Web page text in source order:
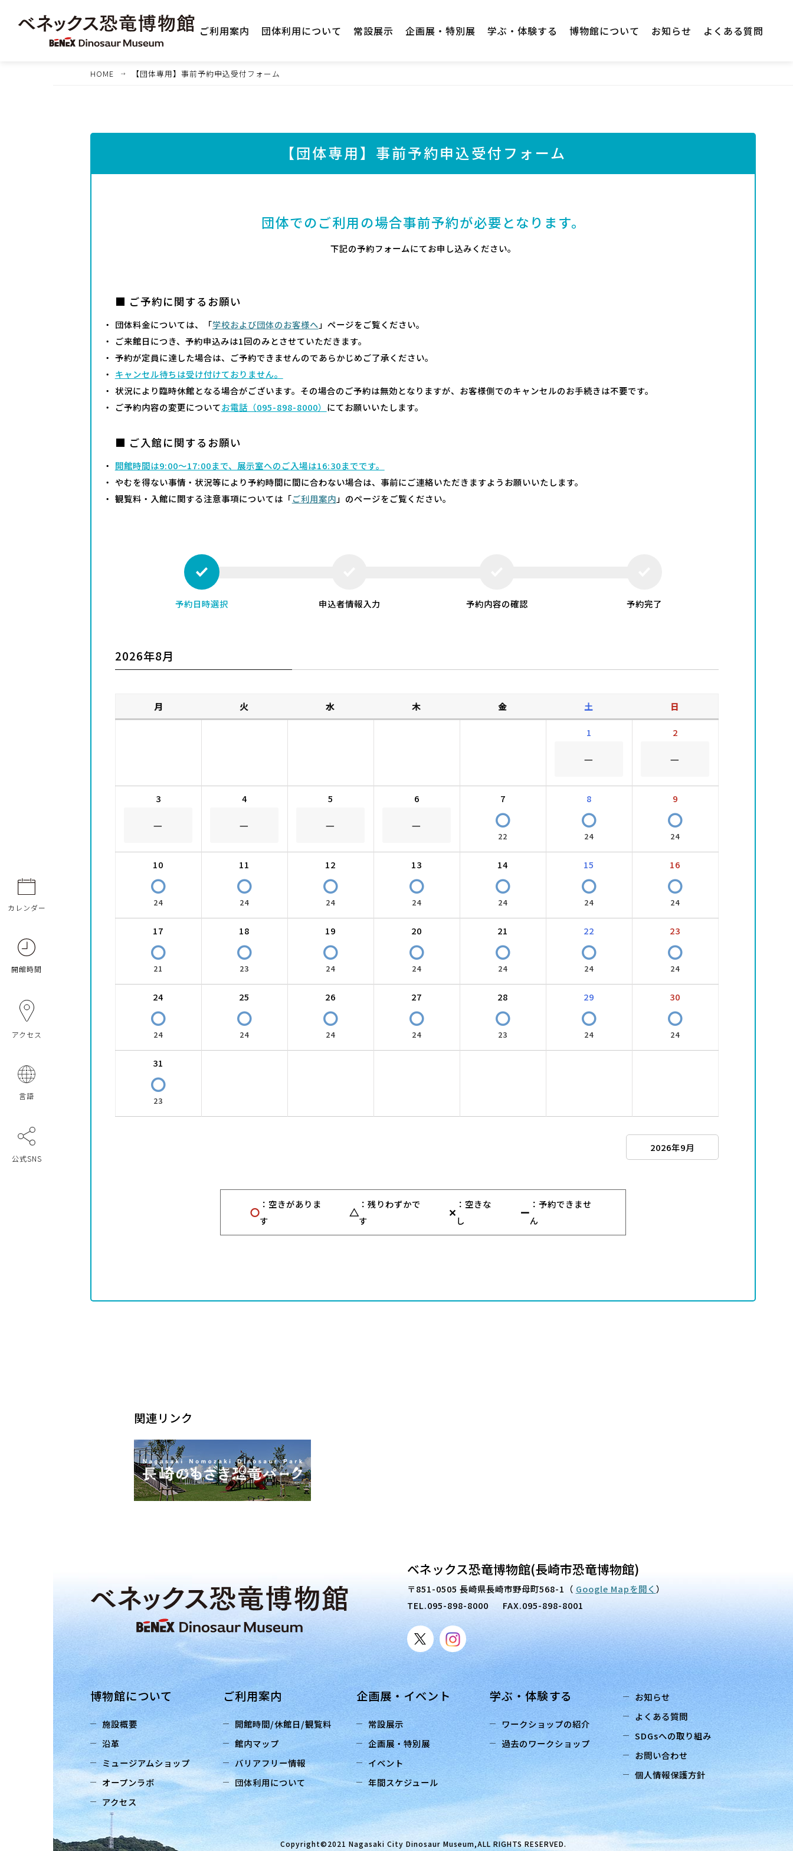
カレンダー
開館時間
アクセス
言語
公式SNS
ご利用案内 団体利用について 常設展示 企画展・特別展 学ぶ・体験する 博物館について お知らせ よくある質問
HOME 【団体専用】事前予約申込受付フォーム
【団体専用】事前予約申込受付フォーム
団体でのご利用の場合事前予約が必要となります。
下記の予約フォームにてお申し込みください。
■ ご予約に関するお願い
団体料金については、「学校および団体のお客様へ」ページをご覧ください。
ご来館日につき、予約申込みは1回のみとさせていただきます。
予約が定員に達した場合は、ご予約できませんのであらかじめご了承ください。
キャンセル待ちは受け付けておりません。
状況により臨時休館となる場合がございます。その場合のご予約は無効となりますが、お客様側でのキャンセルのお手続きは不要です。
ご予約内容の変更についてお電話（095-898-8000） にてお願いいたします。
■ ご入館に関するお願い
開館時間は9:00～17:00まで、展示室へのご入場は16:30までです。
やむを得ない事情・状況等により予約時間に間に合わない場合は、事前にご連絡いただきますようお願いいたします。
観覧料・入館に関する注意事項については「ご利用案内」のページをご覧ください。
予約日時選択 申込者情報入力 予約内容の確認 予約完了
2026年8月
月 火 水 木 金 土 日
1
－
2
－
3
－
4
－
5
－
6
－
7
〇
22
8
〇
24
9
〇
24
10
〇
24
11
〇
24
12
〇
24
13
〇
24
14
〇
24
15
〇
24
16
〇
24
17
〇
21
18
〇
23
19
〇
24
20
〇
24
21
〇
24
22
〇
24
23
〇
24
24
〇
24
25
〇
24
26
〇
24
27
〇
24
28
〇
23
29
〇
24
30
〇
24
31
〇
23
2026年9月
〇
：空きがありま
す
△
：残りわずかで
す
✕
：空きな
し
ー
：予約できませ
ん
関連リンク
ベネックス恐竜博物館(長崎市恐竜博物館)
〒851-0505 長崎県長崎市野母町568-1 （ Google Mapを開く ）
TEL.095-898-8000 FAX.095-898-8001
博物館について
施設概要
沿革
ミュージアムショップ
オープンラボ
アクセス
ご利用案内
開館時間/休館日/観覧料
館内マップ
バリアフリー情報
団体利用について
企画展・イベント
常設展示
企画展・特別展
イベント
年間スケジュール
学ぶ・体験する
ワークショップの紹介
過去のワークショップ
お知らせ
よくある質問
SDGsへの取り組み
お問い合わせ
個人情報保護方針
Copyright©2021 Nagasaki City Dinosaur Museum,ALL RIGHTS RESERVED.